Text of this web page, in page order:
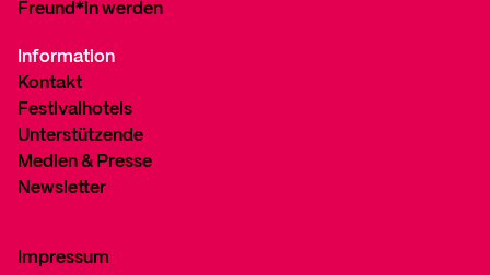
Freund*in werden
Information
Kontakt
Festivalhotels
Unterstützende
Medien & Presse
Newsletter
Impressum